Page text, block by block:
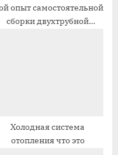
опыт самостоятельной
сборки двухтрубной
Холодная система
отопления что это